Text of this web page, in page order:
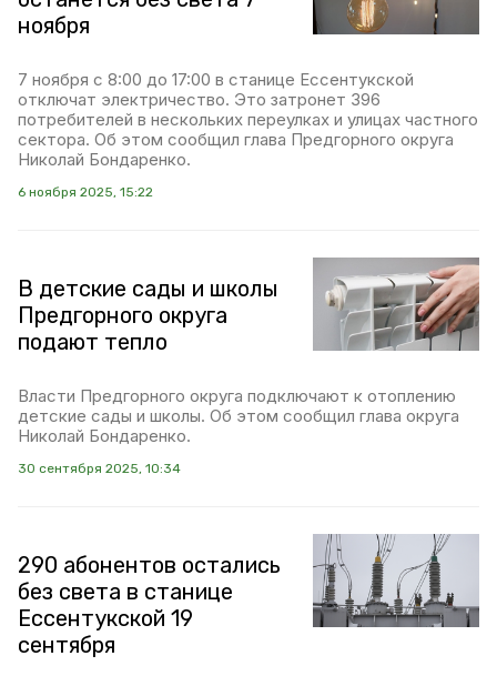
ноября
7 ноября с 8:00 до 17:00 в станице Ессентукской
отключат электричество. Это затронет 396
потребителей в нескольких переулках и улицах частного
сектора. Об этом сообщил глава Предгорного округа
Николай Бондаренко.
6 ноября 2025, 15:22
В детские сады и школы
Предгорного округа
подают тепло
Власти Предгорного округа подключают к отоплению
детские сады и школы. Об этом сообщил глава округа
Николай Бондаренко.
30 сентября 2025, 10:34
290 абонентов остались
без света в станице
Ессентукской 19
сентября